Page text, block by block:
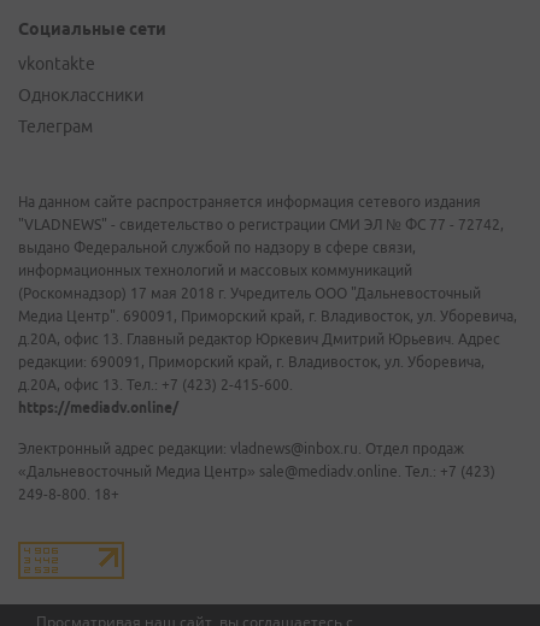
Просматривая наш сайт, вы соглашаетесь с
Социальные сети
vkontakte
Одноклассники
Телеграм
На данном сайте распространяется информация сетевого издания
"VLADNEWS" - свидетельство о регистрации СМИ ЭЛ № ФС 77 - 72742,
выдано Федеральной службой по надзору в сфере связи,
информационных технологий и массовых коммуникаций
(Роскомнадзор) 17 мая 2018 г. Учредитель ООО "Дальневосточный
Медиа Центр". 690091, Приморский край, г. Владивосток, ул. Уборевича,
д.20А, офис 13. Главный редактор Юркевич Дмитрий Юрьевич. Адрес
редакции: 690091, Приморский край, г. Владивосток, ул. Уборевича,
д.20А, офис 13. Тел.: +7 (423) 2-415-600.
https://mediadv.online/
Электронный адрес редакции: vladnews@inbox.ru. Отдел продаж
«Дальневосточный Медиа Центр» sale@mediadv.online. Тел.: +7 (423)
249-8-800. 18+